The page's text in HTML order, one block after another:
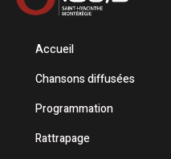
Accueil
Chansons diffusées
Programmation
Rattrapage